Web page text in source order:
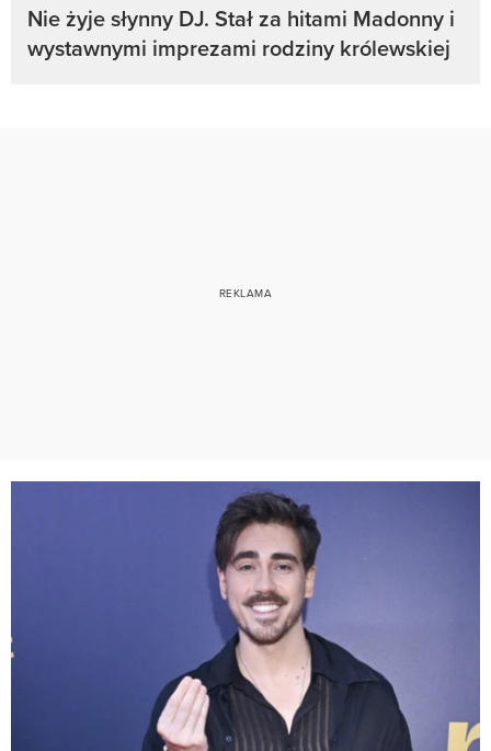
Nie żyje słynny DJ. Stał za hitami Madonny i
wystawnymi imprezami rodziny królewskiej